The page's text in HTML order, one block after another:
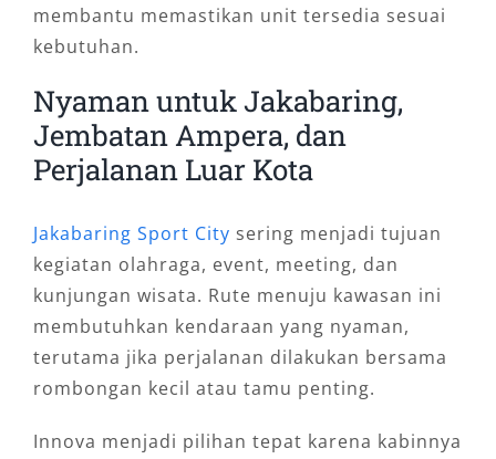
membantu memastikan unit tersedia sesuai
kebutuhan.
Nyaman untuk Jakabaring,
Jembatan Ampera, dan
Perjalanan Luar Kota
Jakabaring Sport City sering menjadi tujuan
kegiatan olahraga, event, meeting, dan
kunjungan wisata. Rute menuju kawasan ini
membutuhkan kendaraan yang nyaman,
terutama jika perjalanan dilakukan bersama
rombongan kecil atau tamu penting.
Innova menjadi pilihan tepat karena kabinnya